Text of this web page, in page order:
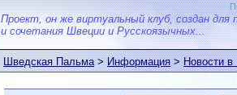
Проект, он же виртуальный клуб, создан для
и сочетания Швеции и Русскоязычных...
Шведская Пальма>Информация>Новости